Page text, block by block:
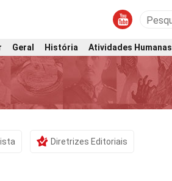
Geral História Atividades Humanas
Diretrizes Editoriais